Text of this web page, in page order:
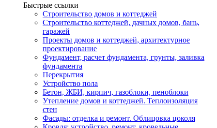
Быстрые ссылки
Строительство домов и коттеджей
Строительство коттеджей, дачных домов, бань,
гаражей
Проекты домов и коттеджей, архитектурное
проектирование
Фундамент, расчет фундамента, грунты, заливка
фундамента
Перекрытия
Устройство пола
Бетон, ЖБИ, кирпич, газоблоки, пеноблоки
Утепление домов и коттеджей. Теплоизоляция
стен
Фасады: отделка и ремонт. Облицовка цоколя